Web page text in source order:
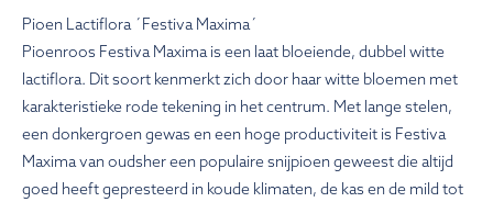
Pioen Lactiflora ´Festiva Maxima´
Pioenroos Festiva Maxima is een laat bloeiende, dubbel witte
lactiflora. Dit soort kenmerkt zich door haar witte bloemen met
karakteristieke rode tekening in het centrum. Met lange stelen,
een donkergroen gewas en een hoge productiviteit is Festiva
Maxima van oudsher een populaire snijpioen geweest die altijd
goed heeft gepresteerd in koude klimaten, de kas en de mild tot